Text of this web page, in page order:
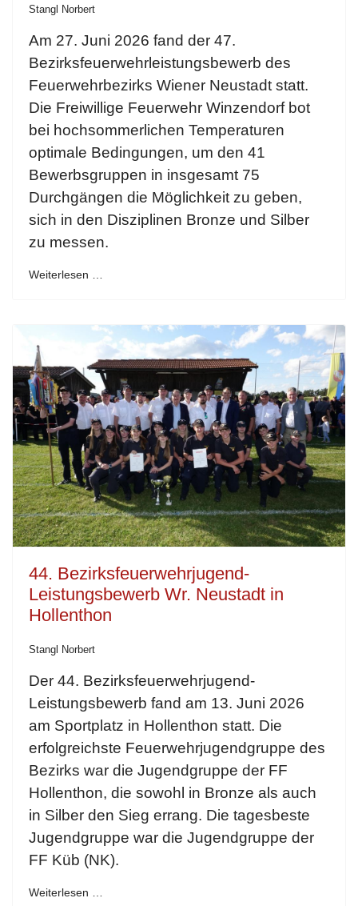
Stangl Norbert
Am 27. Juni 2026 fand der 47.
Bezirksfeuerwehrleistungsbewerb des
Feuerwehrbezirks Wiener Neustadt statt.
Die Freiwillige Feuerwehr Winzendorf bot
bei hochsommerlichen Temperaturen
optimale Bedingungen, um den 41
Bewerbsgruppen in insgesamt 75
Durchgängen die Möglichkeit zu geben,
sich in den Disziplinen Bronze und Silber
zu messen.
Weiterlesen …
44. Bezirksfeuerwehrjugend-
Leistungsbewerb Wr. Neustadt in
Hollenthon
Stangl Norbert
Der 44. Bezirksfeuerwehrjugend-
Leistungsbewerb fand am 13. Juni 2026
am Sportplatz in Hollenthon statt. Die
erfolgreichste Feuerwehrjugendgruppe des
Bezirks war die Jugendgruppe der FF
Hollenthon, die sowohl in Bronze als auch
in Silber den Sieg errang. Die tagesbeste
Jugendgruppe war die Jugendgruppe der
FF Küb (NK).
Weiterlesen …